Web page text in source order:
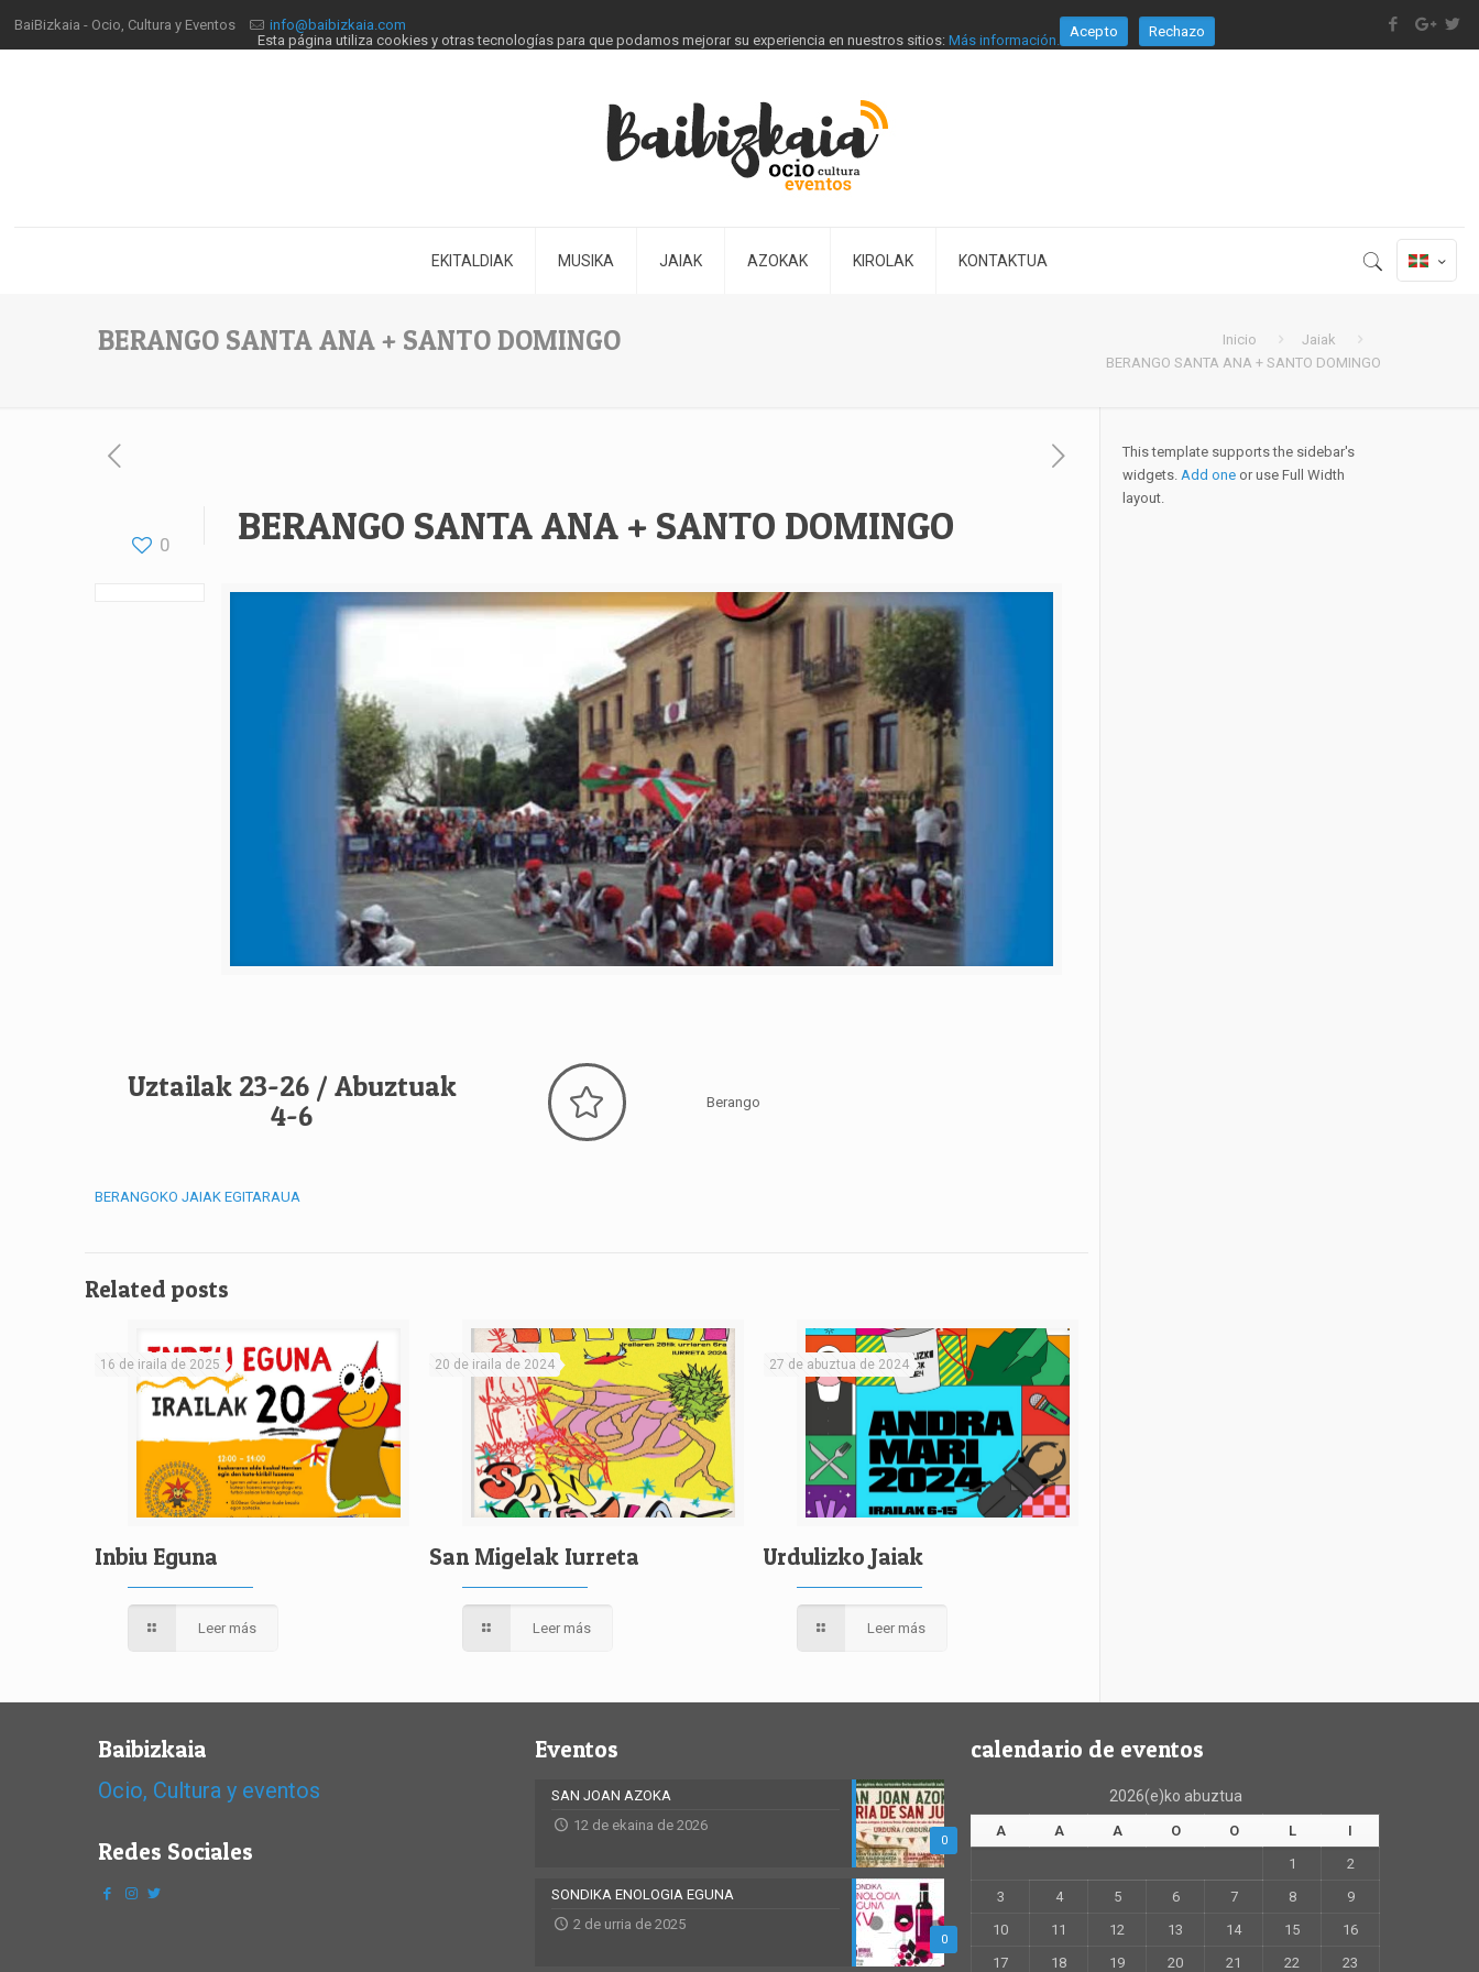
BaiBizkaia - Ocio, Cultura y Eventos info@baibizkaia.com
EKITALDIAK MUSIKA JAIAK AZOKAK KIROLAK KONTAKTUA
BERANGO SANTA ANA + SANTO DOMINGO Inicio
Jaiak
BERANGO SANTA ANA + SANTO DOMINGO
0 BERANGO SANTA ANA + SANTO DOMINGO
Uztailak 23-26 / Abuztuak
4-6
Berango
BERANGOKO JAIAK EGITARAUA
Related posts
16 de iraila de 2025
Inbiu Eguna
Leer más
20 de iraila de 2024
San Migelak Iurreta
Leer más
27 de abuztua de 2024
Urdulizko Jaiak
Leer más
This template supports the sidebar's
widgets. Add oneor use Full Width
layout.
Baibizkaia
Ocio, Cultura y eventos
Redes Sociales
Eventos
0
SAN JOAN AZOKA
12 de ekaina de 2026
0
SONDIKA ENOLOGIA EGUNA
2 de urria de 2025
calendario de eventos
2026(e)ko abuztua
A A A O O L
I
1
2
3
4 5 6 7 8
9
10
11 12 13 14 15
16
17
18 19 20 21 22 23
Esta página utiliza cookies y otras tecnologías para que podamos mejorar su experiencia en nuestros sitios: Más información. Acepto Rechazo